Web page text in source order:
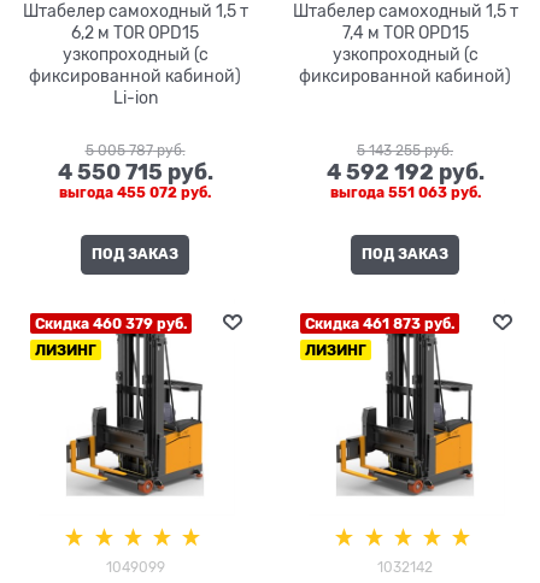
Штабелер самоходный 1,5 т
6,2 м TOR OPD15
узкопроходный (с
фиксированной кабиной)
Li-ion
5 005 787 руб.
4 550 715 руб.
выгода 455 072 руб.
ПОД ЗАКАЗ
Штабелер самоходный 1,5 т
7,4 м TOR OPD15
узкопроходный (с
фиксированной кабиной)
5 143 255 руб.
4 592 192 руб.
выгода 551 063 руб.
ПОД ЗАКАЗ
Скидка 460 379 руб.
ЛИЗИНГ
1049099
Скидка 461 873 руб.
ЛИЗИНГ
1032142